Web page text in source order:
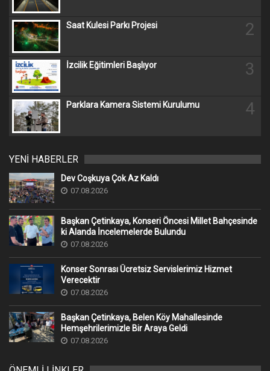
Saat Kulesi Parkı Projesi 2
İzcilik Eğitimleri Başlıyor 3
Parklara Kamera Sistemi Kurulumu 4
YENİ HABERLER
Dev Coşkuya Çok Az Kaldı
07.08.2026
Başkan Çetinkaya, Konseri Öncesi Millet Bahçesinde
ki Alanda İncelemelerde Bulundu
07.08.2026
Konser Sonrası Ücretsiz Servislerimiz Hizmet
Verecektir
07.08.2026
Başkan Çetinkaya, Belen Köy Mahallesinde
Hemşehrilerimizle Bir Araya Geldi
07.08.2026